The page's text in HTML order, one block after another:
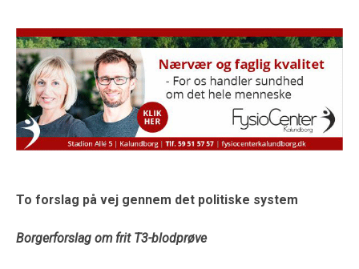
To forslag på vej gennem det politiske system
Borgerforslag om frit T3-blodprøve